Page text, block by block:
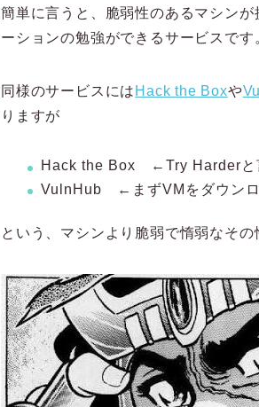
簡単に言うと、脆弱性のあるマシン
ーションの勉強ができるサービスです
同様のサービスには Hack the Boxや
りますが
Hack the Box ←Try Harderと
VulnHub ←まずVMをダウンロ
という、マシンより脆弱で惰弱なそ